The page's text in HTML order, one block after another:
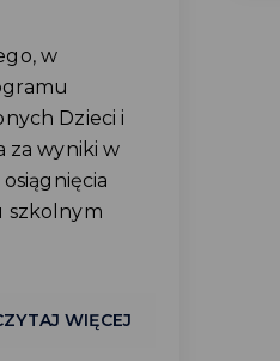
w
Dzieci i
za wyniki w
szkolnym
WIĘCEJ